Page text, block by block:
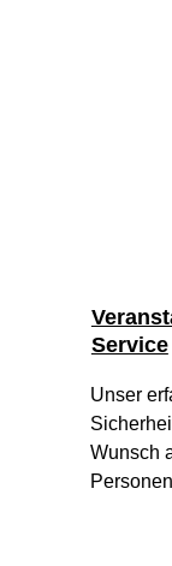
Service
Unser
Wunsch